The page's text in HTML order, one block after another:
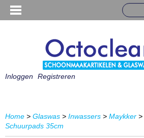
Inloggen Registreren
Home > Glaswas > Inwassers > Maykker >
Schuurpads 35cm